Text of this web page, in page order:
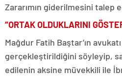
Zararımın giderilmesini talep
“ORTAK OLDUKLARINI
Mağdur Fatih Baştar’ın
gerçekleştirildiğini söyleyip,
edilenin aksine müvekkili ile